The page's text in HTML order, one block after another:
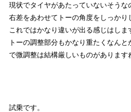
現状でタイヤがあたっていないそう
右差をあわせてトーの角度をしっかり
これではかなり違いが出る感じはしま
トーの調整部分もかなり重たくなん
で微調整は結構厳しいものがあります
試乗です。